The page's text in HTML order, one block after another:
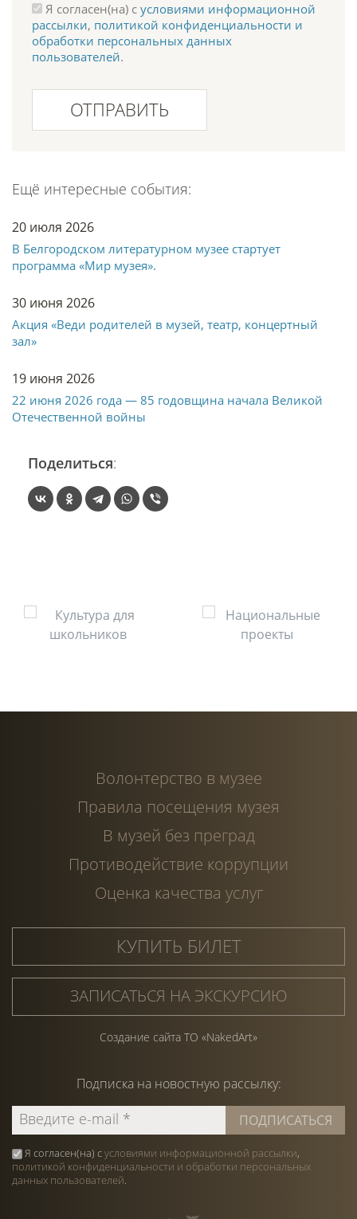
Я согласен(на) с условиями информационной
рассылки, политикой конфиденциальности и
обработки персональных данных
пользователей.
ОТПРАВИТЬ
Ещё интересные события:
20 июля 2026
В Белгородском литературном музее стартует
программа «Мир музея».
30 июня 2026
Акция «Веди родителей в музей, театр, концертный
зал»
19 июня 2026
22 июня 2026 года — 85 годовщина начала Великой
Отечественной войны
Поделиться:
Волонтерство в музее
Правила посещения музея
В музей без преград
Противодействие коррупции
Оценка качества услуг
КУПИТЬ БИЛЕТ
ЗАПИСАТЬСЯ НА ЭКСКУРСИЮ
Создание сайта ТО «NakedArt»
Подписка на новостную рассылку:
Я согласен(на) сусловиями информационной рассылки,
политикой конфиденциальности и обработки персональных
данных пользователей.